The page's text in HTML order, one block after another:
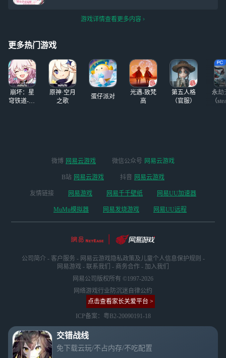
交错战线
免下载云玩/不占内存/不吃配置
游戏详情查看更多内容
更多热门游戏
崩坏：星
穹铁道-4.4
原神·空月
之歌
蛋仔派对
光遇-致梵
高
第五人格
（官服）
永劫
（
微博 网易云游戏 微信公众号 网易云游戏
B站 网易云游戏 抖音 网易云游戏
友情链接 网易游戏 网易千千壁纸 网易UU加速器
MuMu模拟器 网易发烧游戏 网易UU远程
公司简介 - 客户服务 - 网易云游戏隐私政策及儿童个人信息保护规则 -
网易游戏 - 联系我们 - 商务合作 - 加入我们
网易公司版权所有 ©1997-2026
网络游戏行业防沉迷自律公约
点击查看家长关爱平台 >
ICP备案：粤B2-20090191-18